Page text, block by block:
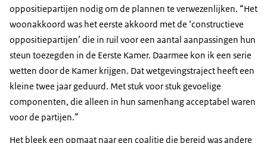
oppositiepartijen nodig om de plannen te verwezenlijken. “Het
woonakkoord was het eerste akkoord met de ‘constructieve
oppositiepartijen’ die in ruil voor een aantal aanpassingen hun
steun toezegden in de Eerste Kamer. Daarmee kon ik een serie
wetten door de Kamer krijgen. Dat wetgevingstraject heeft een
kleine twee jaar geduurd. Met stuk voor stuk gevoelige
componenten, die alleen in hun samenhang acceptabel waren
voor de partijen.”
Het bleek een opmaat naar een coalitie die bereid was andere